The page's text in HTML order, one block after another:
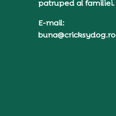
patruped al familiei.
E-mail:
buna@cricksydog.ro